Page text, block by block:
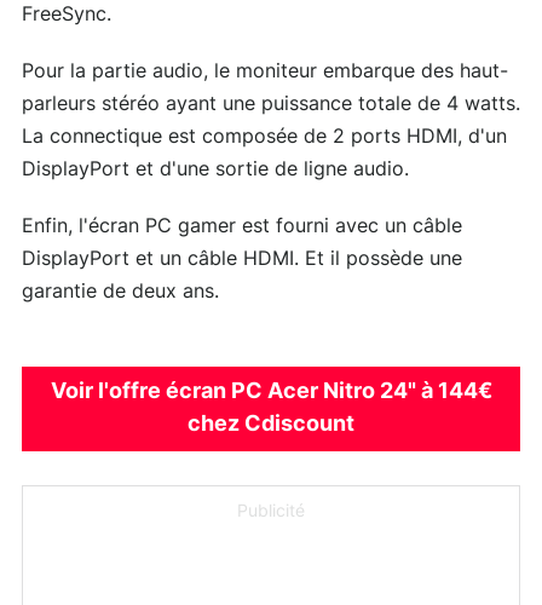
FreeSync.
Pour la partie audio, le moniteur embarque des haut-
parleurs stéréo ayant une puissance totale de 4 watts.
La connectique est composée de 2 ports HDMI, d'un
DisplayPort et d'une sortie de ligne audio.
Enfin, l'écran PC gamer est fourni avec un câble
DisplayPort et un câble HDMI. Et il possède une
garantie de deux ans.
Voir l'offre écran PC Acer Nitro 24" à 144€
chez Cdiscount
Publicité